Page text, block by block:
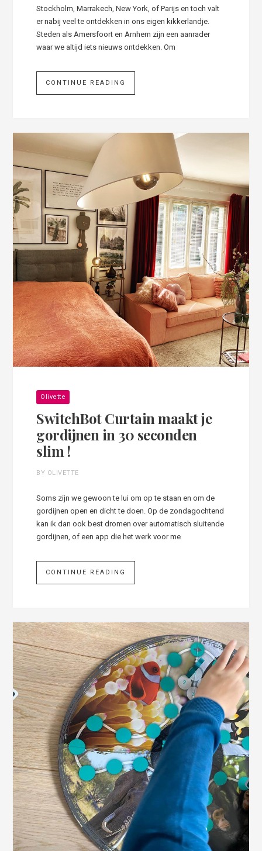
Stockholm, Marrakech, New York, of Parijs en toch valt
er nabij veel te ontdekken in ons eigen kikkerlandje.
Steden als Amersfoort en Arnhem zijn een aanrader
waar we altijd iets nieuws ontdekken. Om
CONTINUE READING
Olivette
SwitchBot Curtain maakt je
gordijnen in 30 seconden
slim !
BY OLIVETTE
Soms zijn we gewoon te lui om op te staan en om de
gordijnen open en dicht te doen. Op de zondagochtend
kan ik dan ook best dromen over automatisch sluitende
gordijnen, of een app die het werk voor me
CONTINUE READING